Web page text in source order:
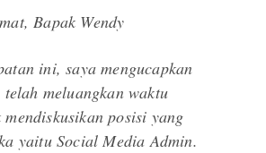
Bapak Wendy
ini, saya mengucapkan
meluangkan waktu
posisi yang
yaitu Social Media Admin.